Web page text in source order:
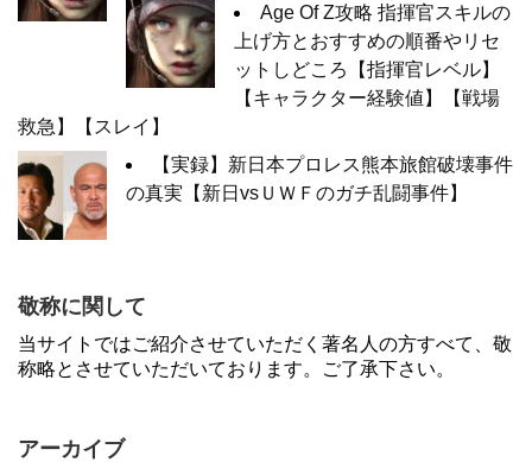
Age Of Z攻略 指揮官スキルの
上げ方とおすすめの順番やリセ
ットしどころ【指揮官レベル】
【キャラクター経験値】【戦場
救急】【スレイ】
【実録】新日本プロレス熊本旅館破壊事件
の真実【新日vsＵＷＦのガチ乱闘事件】
敬称に関して
当サイトではご紹介させていただく著名人の方すべて、敬
称略とさせていただいております。ご了承下さい。
アーカイブ